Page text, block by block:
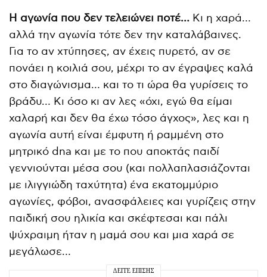
Η αγωνία που δεν τελειώνει ποτέ… Κι η χαρά…
αλλά την αγωνία τότε δεν την καταλάβαινες.
Για το αν χτύπησες, αν έχεις πυρετό, αν σε
πονάει η κοιλιά σου, μέχρι το αν έγραψες καλά
στο διαγώνισμα… και το τι ώρα θα γυρίσεις το
βράδυ… Κι όσο κι αν λες «όχι, εγώ θα είμαι
χαλαρή και δεν θα έχω τόσο άγχος», λες και η
αγωνία αυτή είναι έμφυτη ή ραμμένη στο
μητρικό dna και με το που αποκτάς παιδί
γεννιούνται μέσα σου (και πολλαπλασιάζονται
με ιλιγγιώδη ταχύτητα) ένα εκατομμύριο
αγωνίες, φόβοι, ανασφάλειες και γυρίζεις στην
παιδική σου ηλικία και σκέφτεσαι και πάλι
ψύχραιμη ήταν η μαμά σου και μια χαρά σε
μεγάλωσε…
ΔΕΊΤΕ ΕΠΊΣΗΣ